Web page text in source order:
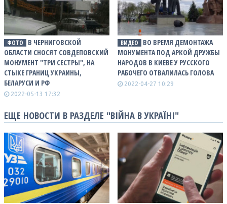
ФОТО
В ЧЕРНИГОВСКОЙ
ОБЛАСТИ СНОСЯТ СОВДЕПОВСКИЙ
МОНУМЕНТ "ТРИ СЕСТРЫ", НА
СТЫКЕ ГРАНИЦ УКРАИНЫ,
БЕЛАРУСИ И РФ
2022-05-13 17:32
ВИДЕО
ВО ВРЕМЯ ДЕМОНТАЖА
МОНУМЕНТА ПОД АРКОЙ ДРУЖБЫ
НАРОДОВ В КИЕВЕ У РУССКОГО
РАБОЧЕГО ОТВАЛИЛАСЬ ГОЛОВА
2022-04-27 10:29
ЕЩЕ НОВОСТИ В РАЗДЕЛЕ "ВІЙНА В УКРАЇНІ"